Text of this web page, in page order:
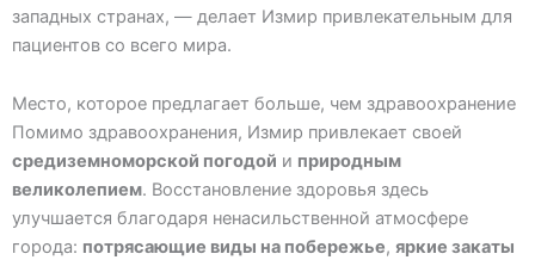
западных странах, — делает Измир привлекательным для
пациентов со всего мира.
Место, которое предлагает больше, чем здравоохранение
Помимо здравоохранения, Измир привлекает своей
средиземноморской погодой и природным
великолепием. Восстановление здоровья здесь
улучшается благодаря ненасильственной атмосфере
города: потрясающие виды на побережье, яркие закаты